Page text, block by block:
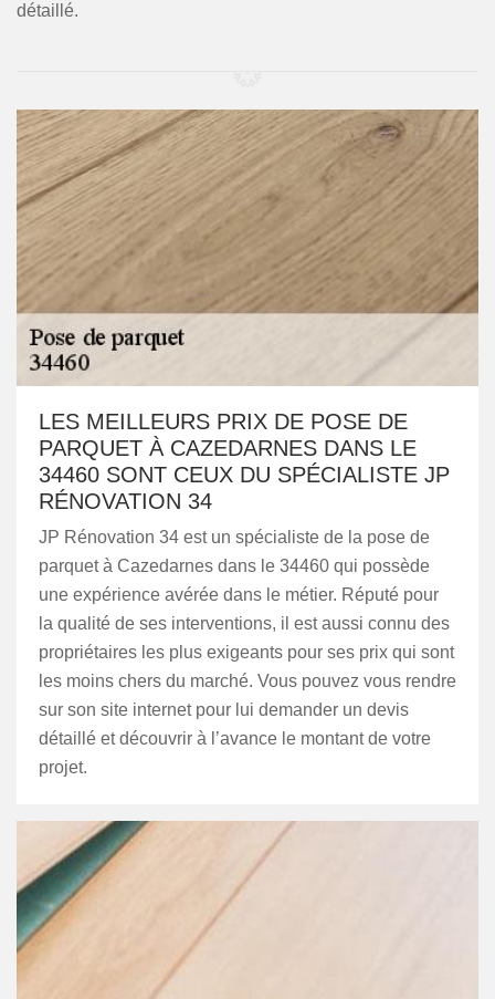
détaillé.
LES MEILLEURS PRIX DE POSE DE
PARQUET À CAZEDARNES DANS LE
34460 SONT CEUX DU SPÉCIALISTE JP
RÉNOVATION 34
JP Rénovation 34 est un spécialiste de la pose de
parquet à Cazedarnes dans le 34460 qui possède
une expérience avérée dans le métier. Réputé pour
la qualité de ses interventions, il est aussi connu des
propriétaires les plus exigeants pour ses prix qui sont
les moins chers du marché. Vous pouvez vous rendre
sur son site internet pour lui demander un devis
détaillé et découvrir à l’avance le montant de votre
projet.